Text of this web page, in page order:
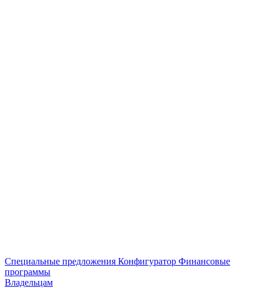
Специальные предложения Конфигуратор Финансовые
программы
Владельцам